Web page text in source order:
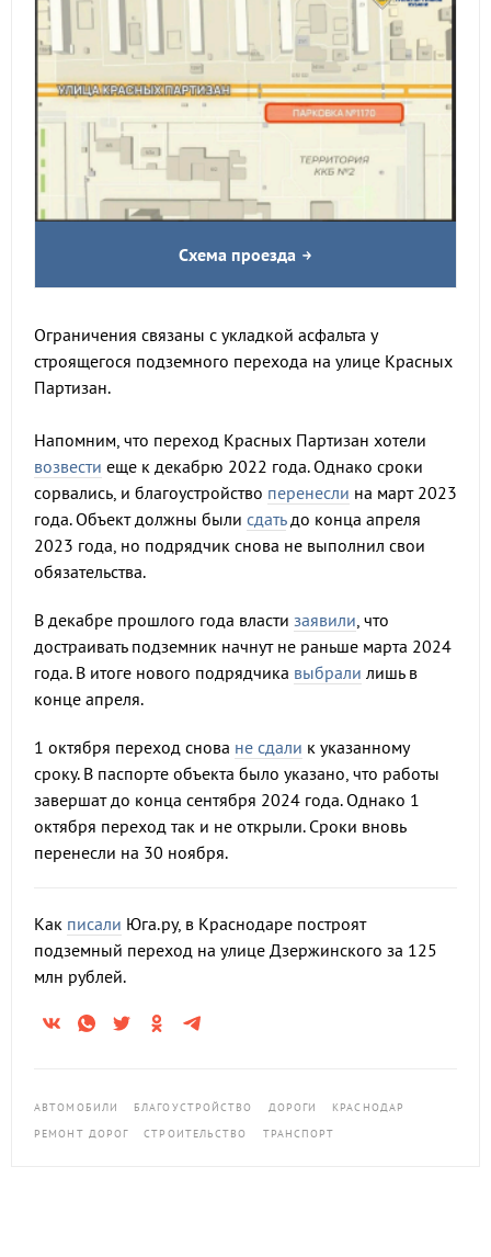
Схема проезда
Ограничения связаны с укладкой асфальта у
строящегося подземного перехода на улице Красных
Партизан.
Напомним, что переход Красных Партизан хотели
возвести еще к декабрю 2022 года. Однако сроки
сорвались, и благоустройство перенесли на март 2023
года. Объект должны были сдатьдо конца апреля
2023 года, но подрядчик снова не выполнил свои
обязательства.
В декабре прошлого года власти заявили, что
достраивать подземник начнут не раньше марта 2024
года. В итоге нового подрядчика выбрали лишь в
конце апреля.
1 октября переход снова не сдали к указанному
сроку. В паспорте объекта было указано, что работы
завершат до конца сентября 2024 года. Однако 1
октября переход так и не открыли. Сроки вновь
перенесли на 30 ноября.
Как писали Юга.ру, в Краснодаре построят
подземный переход на улице Дзержинского за 125
млн рублей.
АВТОМОБИЛИ БЛАГОУСТРОЙСТВО ДОРОГИ
КРАСНОДАР
РЕМОНТ ДОРОГ
СТРОИТЕЛЬСТВО ТРАНСПОРТ